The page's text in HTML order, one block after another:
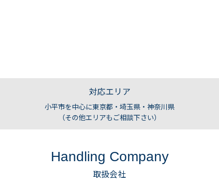
対応エリア
小平市を中心に東京都・埼玉県・神奈川県
（その他エリアもご相談下さい）
Handling Company
取扱会社